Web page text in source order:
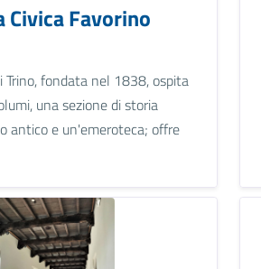
Civica Favorino
Trino, fondata nel 1838, ospita
una sezione di storia
antico e un'emeroteca; offre